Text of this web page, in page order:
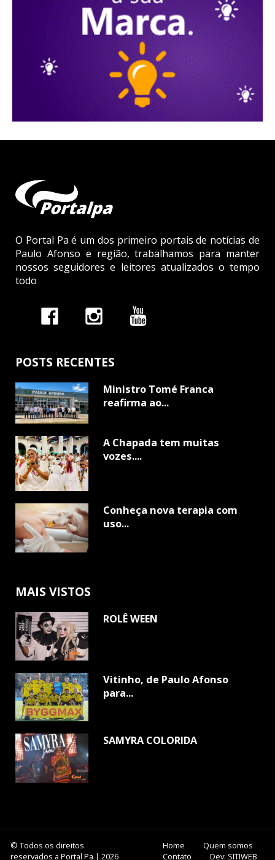
O Portal Pa é um dos primeiro portais de notícias de
Paulo Afonso e região, trabalhamos para manter
nossos seguidores e leitores atualizados o tempo
todo
POSTS RECENTES
Ministro Tomé Franca
reafirma ao...
A Chapada tem muitas
vozes....
Conheça nova terapia com
uso...
MAIS VISTOS
ROLÊ WEEN
Vitinho, de Paulo Afonso
para...
SAMYRA COLORIDA
© Todos os direitos
reservados a Portal Pa | 2026
Home
Quem somos
Contato
Dev: SITIWEB